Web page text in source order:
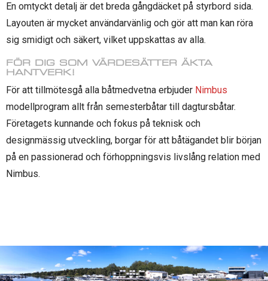
En omtyckt detalj är det breda gångdäcket på styrbord sida.
Layouten är mycket användarvänlig och gör att man kan röra
sig smidigt och säkert, vilket uppskattas av alla.
FÖR DIG SOM VÄRDESÄTTER ÄKTA
HANTVERK!
För att tillmötesgå alla båtmedvetna erbjuder Nimbus
modellprogram allt från semesterbåtar till dagtursbåtar.
Företagets kunnande och fokus på teknisk och
designmässig utveckling, borgar för att båtägandet blir början
på en passionerad och förhoppningsvis livslång relation med
Nimbus.